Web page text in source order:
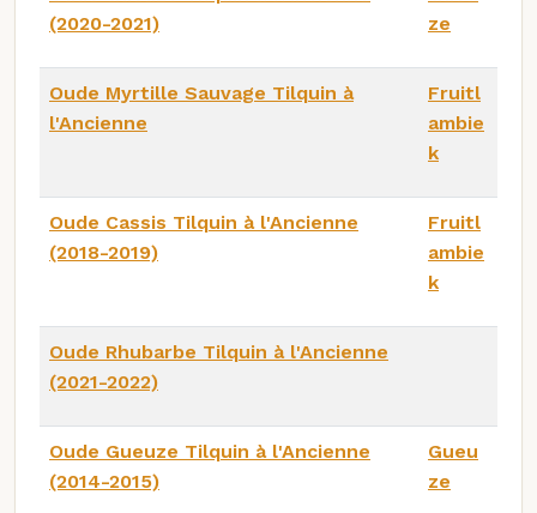
(2020-2021)
ze
Oude Myrtille Sauvage Tilquin à
l'Ancienne
Fruitl
ambie
k
Oude Cassis Tilquin à l'Ancienne
(2018-2019)
Fruitl
ambie
k
Oude Rhubarbe Tilquin à l'Ancienne
(2021-2022)
Oude Gueuze Tilquin à l'Ancienne
(2014-2015)
Gueu
ze